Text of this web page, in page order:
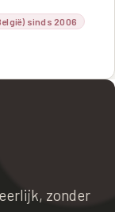
sinds 2006
zonder